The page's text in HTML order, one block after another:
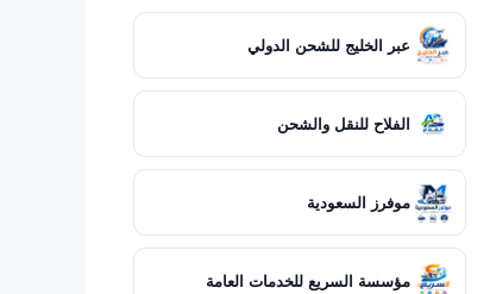
عبر الخليج للشحن الدولي
الفلاح للنقل والشحن
موفرز السعودية
مؤسسة السريع للخدمات العامة